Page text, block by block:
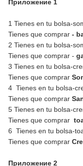
Приложение 1
1 Tienes en tu bolsa-
Tienes que comprar-
2 Tienes en tu
Tienes que comprar -
3 Tienes en tu bolsa-
Tienes que comprar
4 Tienes en tu bolsa-
Tienes que comprar
5 Tienes en tu bolsa-
Tienes que comprar
6 Tienes en tu bolsa-
Tienes que comprar
Приложение 2